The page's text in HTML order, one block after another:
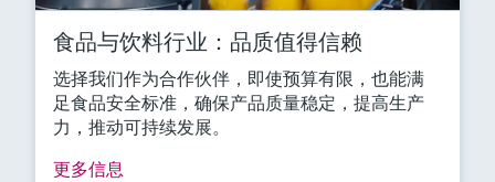
食品与饮料行业：品质值得信赖
选择我们作为合作伙伴，即使预算有限，也能满
足食品安全标准，确保产品质量稳定，提高生产
力，推动可持续发展。
更多信息